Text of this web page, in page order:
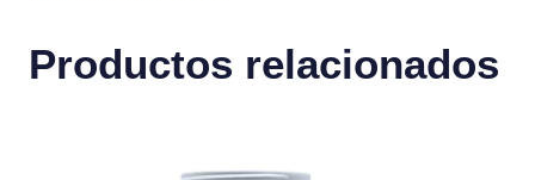
Productos relacionados